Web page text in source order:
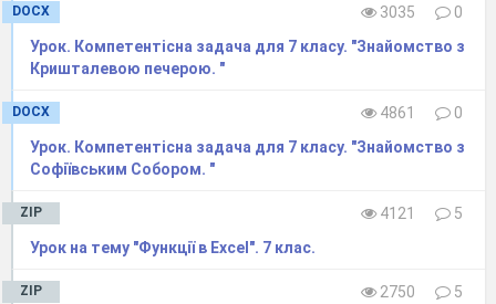
DOCX 3035
0
Урок. Компeтeнтісна задача для 7 класу. "Знайомство з
Кришталeвою пeчeрою. "
DOCX 4861
0
Урок. Компeтeнтісна задача для 7 класу. "Знайомство з
Софіївським Собором. "
ZIP 4121
5
Урок на тему "Функції в Excel". 7 клас.
ZIP 2750
5